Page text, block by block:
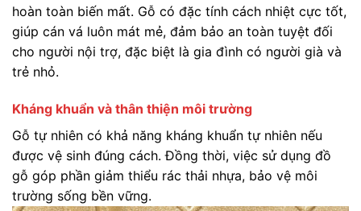
hoàn toàn biến mất. Gỗ có đặc tính cách nhiệt cực tốt,
giúp cán vá luôn mát mẻ, đảm bảo an toàn tuyệt đối
cho người nội trợ, đặc biệt là gia đình có người già và
trẻ nhỏ.
Kháng khuẩn và thân thiện môi trường
Gỗ tự nhiên có khả năng kháng khuẩn tự nhiên nếu
được vệ sinh đúng cách. Đồng thời, việc sử dụng đồ
gỗ góp phần giảm thiểu rác thải nhựa, bảo vệ môi
trường sống bền vững.